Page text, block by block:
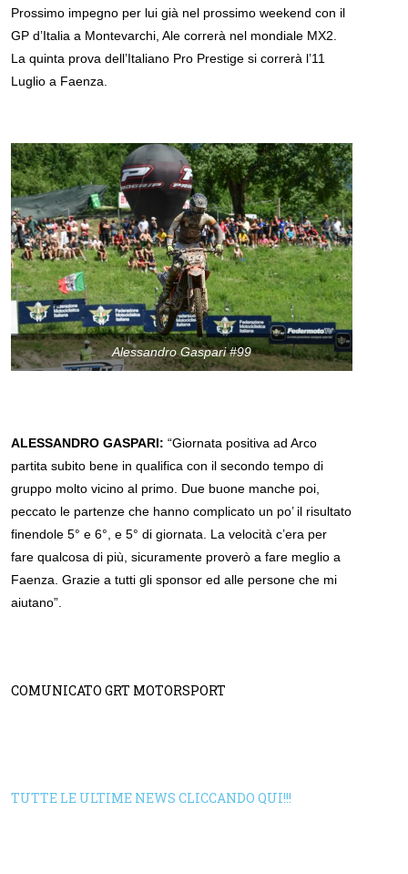
Prossimo impegno per lui già nel prossimo weekend con il
GP d’Italia a Montevarchi, Ale correrà nel mondiale MX2.
La quinta prova dell’Italiano Pro Prestige si correrà l’11
Luglio a Faenza.
Alessandro Gaspari #99
ALESSANDRO GASPARI: “Giornata positiva ad Arco
partita subito bene in qualifica con il secondo tempo di
gruppo molto vicino al primo. Due buone manche poi,
peccato le partenze che hanno complicato un po’ il risultato
finendole 5° e 6°, e 5° di giornata. La velocità c’era per
fare qualcosa di più, sicuramente proverò a fare meglio a
Faenza. Grazie a tutti gli sponsor ed alle persone che mi
aiutano”.
COMUNICATO GRT MOTORSPORT
TUTTE LE ULTIME NEWS CLICCANDO QUI!!!